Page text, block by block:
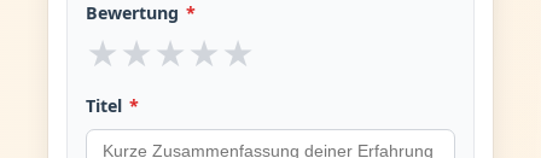
Bewertung *
★ ★ ★ ★ ★
Titel *